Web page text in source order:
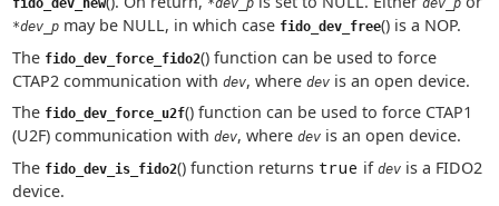
fido_dev_new *dev_p dev_p
*dev_pmay be NULL, in which case fido_dev_free() is a NOP.
The fido_dev_force_fido2() function can be used to force
CTAP2 communication with dev, where devis an open device.
The fido_dev_force_u2f() function can be used to force CTAP1
(U2F) communication with dev, where devis an open device.
The fido_dev_is_fido2() function returns true if devis a FIDO2
device.